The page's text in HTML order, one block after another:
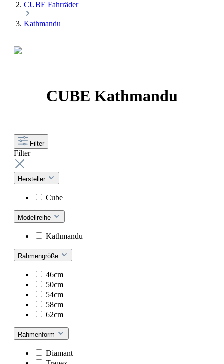
CUBE Fahrräder
Kathmandu
CUBE Kathmandu
Filter
Filter
Hersteller
Cube
Modellreihe
Kathmandu
Rahmengröße
46cm
50cm
54cm
58cm
62cm
Rahmenform
Diamant